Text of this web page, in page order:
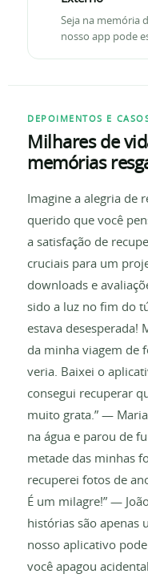
Seja na memória
nosso app pode
DEPOIMENTOS E
Milhares de
memórias
Imagine a alegria de
querido que você
a satisfação de
cruciais para um
downloads e
sido a luz no fim do
estava desesperada!
da minha viagem de
veria. Baixei o
consegui recuperar
muito grata.” — Maria
na água e parou de
metade das minhas
recuperei fotos de
É um milagre!” —
histórias são apenas
nosso aplicativo
você apagou